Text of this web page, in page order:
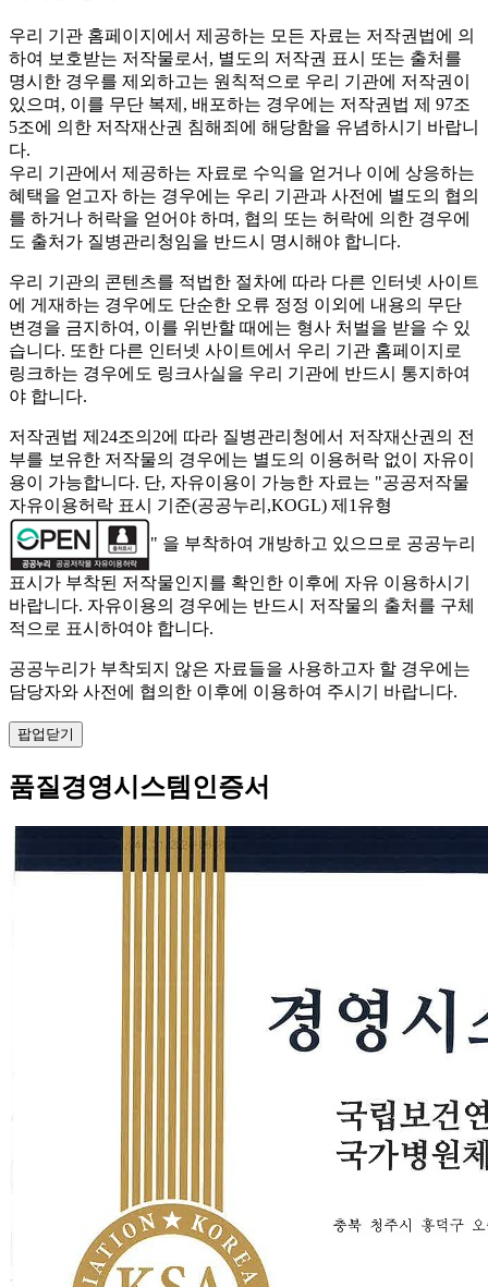
우리 기관 홈페이지에서 제공하는 모든 자료는 저작권법에 의
하여 보호받는 저작물로서, 별도의 저작권 표시 또는 출처를
명시한 경우를 제외하고는 원칙적으로 우리 기관에 저작권이
있으며, 이를 무단 복제, 배포하는 경우에는 저작권법 제 97조
5조에 의한 저작재산권 침해죄에 해당함을 유념하시기 바랍니
다.
우리 기관에서 제공하는 자료로 수익을 얻거나 이에 상응하는
혜택을 얻고자 하는 경우에는 우리 기관과 사전에 별도의 협의
를 하거나 허락을 얻어야 하며, 협의 또는 허락에 의한 경우에
도 출처가 질병관리청임을 반드시 명시해야 합니다.
우리 기관의 콘텐츠를 적법한 절차에 따라 다른 인터넷 사이트
에 게재하는 경우에도 단순한 오류 정정 이외에 내용의 무단
변경을 금지하여, 이를 위반할 때에는 형사 처벌을 받을 수 있
습니다. 또한 다른 인터넷 사이트에서 우리 기관 홈페이지로
링크하는 경우에도 링크사실을 우리 기관에 반드시 통지하여
야 합니다.
저작권법 제24조의2에 따라 질병관리청에서 저작재산권의 전
부를 보유한 저작물의 경우에는 별도의 이용허락 없이 자유이
용이 가능합니다. 단, 자유이용이 가능한 자료는 "공공저작물
자유이용허락 표시 기준(공공누리,KOGL) 제1유형
" 을 부착하여 개방하고 있으므로 공공누리
표시가 부착된 저작물인지를 확인한 이후에 자유 이용하시기
바랍니다. 자유이용의 경우에는 반드시 저작물의 출처를 구체
적으로 표시하여야 합니다.
공공누리가 부착되지 않은 자료들을 사용하고자 할 경우에는
담당자와 사전에 협의한 이후에 이용하여 주시기 바랍니다.
팝업닫기
품질경영시스템인증서